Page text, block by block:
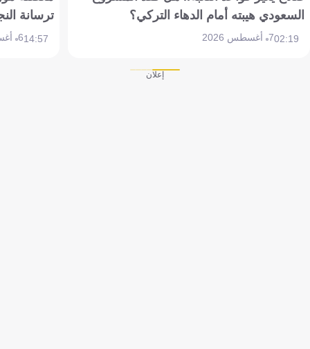
السعودي هيبته أمام الدهاء التركي؟
02:197 أغسطس 2026
ترسانة
14:576 أغسطس 2026
إعلان